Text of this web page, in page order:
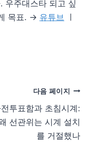
우주대스타 되고 싶
목표. → 유튜브
다음 페이지
투표함과 초침시계:
선관위는 시계 설치
를 거절했나